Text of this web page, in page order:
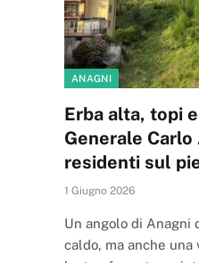
ANAGNI
Erba alta, topi
Generale
residenti sul
1 Giugno 2026
Un angolo di Anagni
caldo, ma anche